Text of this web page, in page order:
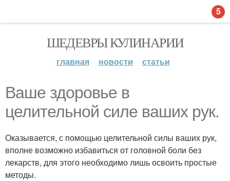
ШЕДЕВРЫ КУЛИНАРИИ
главная новости статьи
Ваше здоровье в
целительной силе ваших рук.
Оказывается, с помощью целительной силы ваших рук,
вполне возможно избавиться от головной боли без
лекарств, для этого необходимо лишь освоить простые
методы.
5